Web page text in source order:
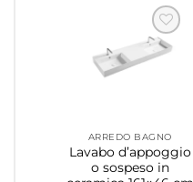
ARREDO BAGNO
Lavabo d’appoggio
o sospeso in